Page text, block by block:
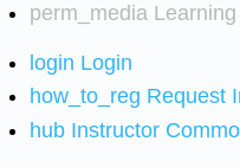
perm_media
login Login
how_to_reg Request
hub Instructor